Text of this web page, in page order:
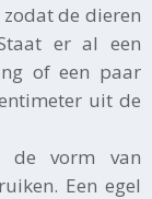
de dieren
er al een
of een paar
uit de
de vorm van
Een egel